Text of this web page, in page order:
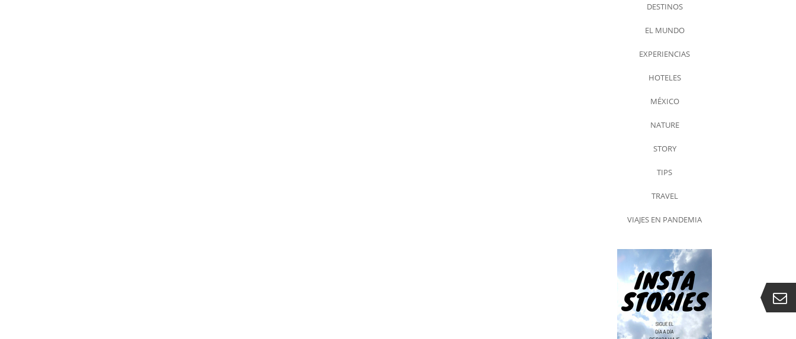
DESTINOS
EL MUNDO
EXPERIENCIAS
HOTELES
MÉXICO
NATURE
STORY
TIPS
TRAVEL
VIAJES EN PANDEMIA